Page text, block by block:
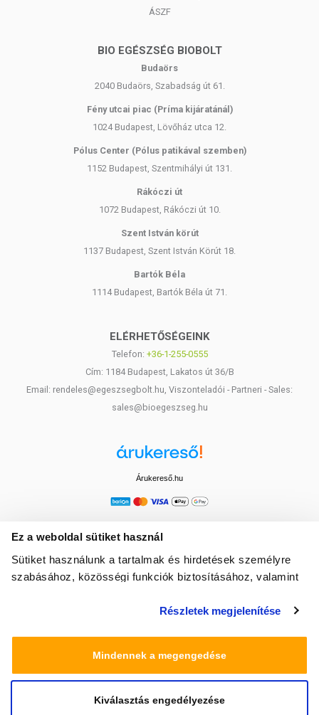
Ez a weboldal sütiket használ
Sütiket használunk a tartalmak és hirdetések személyre
szabásához, közösségi funkciók biztosításához, valamint
média-, hirdető- és elemező partnereinkkel megosztjuk az
amelyeket Ön adott meg számukra vagy az Ön által
használt más szolgáltatásokból gyűjtöttek.
Részletek megjelenítése
Mindennek a megengedése
Kiválasztás engedélyezése
ÁSZF
BIO EGÉSZSÉG BIOBOLT
Budaörs
2040 Budaörs, Szabadság út 61.
Fény utcai piac (Príma kijáratánál)
1024 Budapest, Lövőház utca 12.
Pólus Center (Pólus patikával szemben)
1152 Budapest, Szentmihályi út 131.
Rákóczi út
1072 Budapest, Rákóczi út 10.
Szent István körút
1137 Budapest, Szent István Körút 18.
Bartók Béla
1114 Budapest, Bartók Béla út 71.
ELÉRHETŐSÉGEINK
Telefon: +36-1-255-0555
Cím: 1184 Budapest, Lakatos út 36/B
Email: rendeles@egeszsegbolt.hu, Viszonteladói - Partneri - Sales:
sales@bioegeszseg.hu
Árukereső.hu